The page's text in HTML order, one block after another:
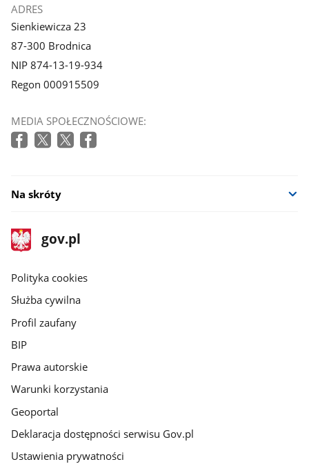
ADRES
Sienkiewicza 23
87-300 Brodnica
NIP 874-13-19-934
Regon 000915509
MEDIA SPOŁECZNOŚCIOWE:
Na skróty
stopka
gov.pl
Strona
gov.pl
gov.pl
Polityka cookies
Służba cywilna
Profil zaufany
BIP
Prawa autorskie
Warunki korzystania
Geoportal
Deklaracja dostępności serwisu Gov.pl
Ustawienia prywatności